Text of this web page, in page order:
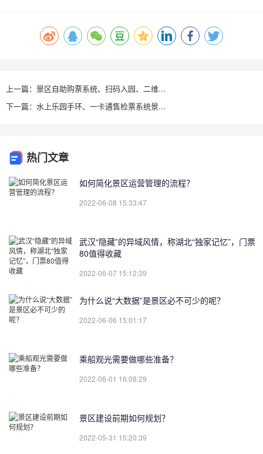
上一篇：景区自助购票系统、扫码入园、二维...
下一篇：水上乐园手环、一卡通售检票系统景...
热门文章
如何简化景区运营管理的流程？
2022-06-08 15:33:47
武汉“隐藏”的异域风情，称湖北“独家记忆”，门票
80值得收藏
2022-06-07 15:12:39
为什么说“大数据”是景区必不可少的呢？
2022-06-06 15:01:17
乘船观光需要做哪些准备？
2022-06-01 16:08:29
景区建设前期如何规划？
2022-05-31 15:20:39